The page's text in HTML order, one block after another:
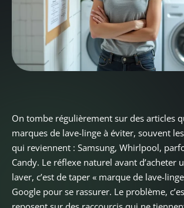
On tombe régulièrement sur des articles
marques de lave-linge à éviter, souvent
qui reviennent : Samsung, Whirlpool,
Candy. Le réflexe naturel avant d’acheter
laver, c’est de taper « marque de lave-
Google pour se rassurer. Le problème,